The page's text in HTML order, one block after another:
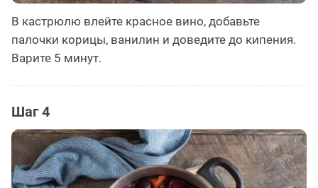
В кастрюлю влейте красное вино, добавьте
палочки корицы, ванилин и доведите до кипения.
Варите 5 минут.
Шаг 4